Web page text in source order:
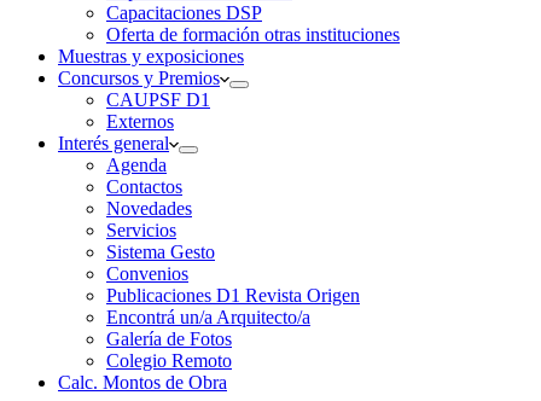
Capacitaciones DSP
Oferta de formación otras instituciones
Muestras y exposiciones
Concursos y Premios
CAUPSF D1
Externos
Interés general
Agenda
Contactos
Novedades
Servicios
Sistema Gesto
Convenios
Publicaciones D1 Revista Origen
Encontrá un/a Arquitecto/a
Galería de Fotos
Colegio Remoto
Calc. Montos de Obra